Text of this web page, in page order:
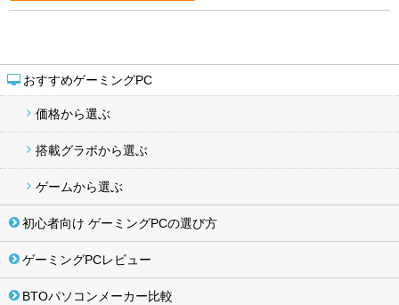
おすすめゲーミングPC
価格から選ぶ
搭載グラボから選ぶ
ゲームから選ぶ
初心者向け ゲーミングPCの選び方
ゲーミングPCレビュー
BTOパソコンメーカー比較